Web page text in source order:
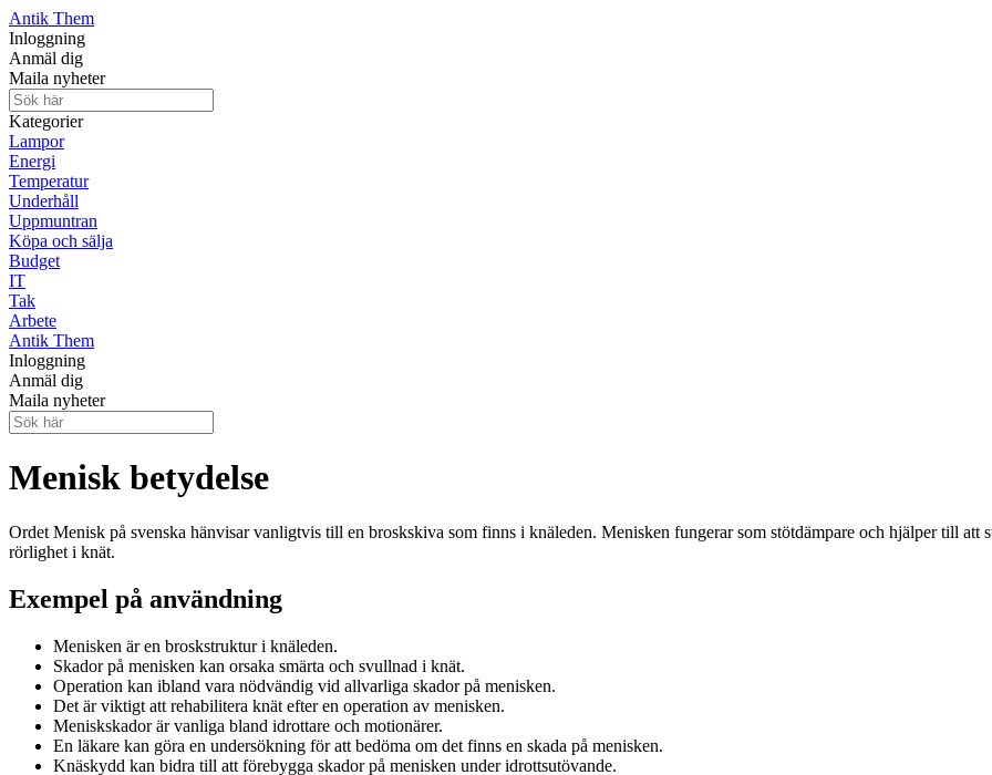
Antik Them
Inloggning
Anmäl dig
Maila nyheter
Kategorier
Lampor
Energi
Temperatur
Underhåll
Uppmuntran
Köpa och sälja
Budget
IT
Tak
Arbete
Antik Them
Inloggning
Anmäl dig
Maila nyheter
Menisk betydelse
Ordet Menisk på svenska hänvisar vanligtvis till en broskskiva som finns i knäleden. Menisken fungerar som stötdämpare och hjälper till att
rörlighet i knät.
Exempel på användning
Menisken är en broskstruktur i knäleden.
Skador på menisken kan orsaka smärta och svullnad i knät.
Operation kan ibland vara nödvändig vid allvarliga skador på menisken.
Det är viktigt att rehabilitera knät efter en operation av menisken.
Meniskskador är vanliga bland idrottare och motionärer.
En läkare kan göra en undersökning för att bedöma om det finns en skada på menisken.
Knäskydd kan bidra till att förebygga skador på menisken under idrottsutövande.